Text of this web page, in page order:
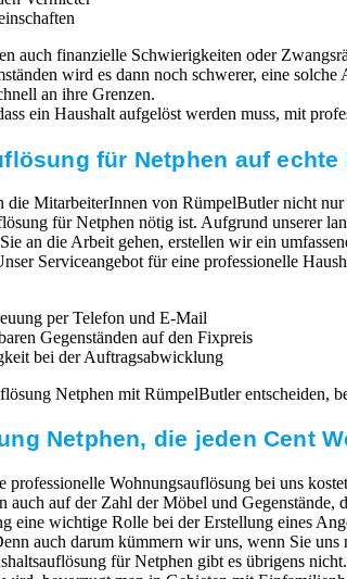
auch finanzielle Schwierigkeiten oder
wird es dann noch schwerer, eine
an ihre Grenzen.
ein Haushalt aufgelöst werden muss, mit
für Netphen auf echte
die MitarbeiterInnen von RümpelButler nicht
für Netphen nötig ist. Aufgrund unserer
an die Arbeit gehen, erstellen wir ein
Serviceangebot für eine professionelle
per Telefon und E-Mail
Gegenständen auf den Fixpreis
bei der Auftragsabwicklung
Netphen mit RümpelButler
Netphen, die jeden Cent
professionelle Wohnungsauflösung bei uns
auch auf der Zahl der Möbel und
eine wichtige Rolle bei der Erstellung eines
auch darum kümmern wir uns, wenn Sie
für Netphen gibt es übrigens
zu
von 1